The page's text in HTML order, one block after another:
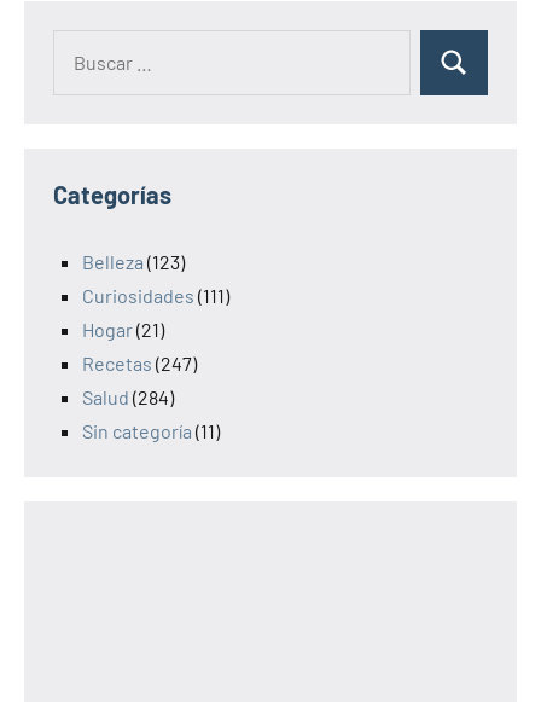
Categorías
Belleza (123)
Curiosidades (111)
Hogar(21)
Recetas (247)
Salud (284)
Sin categoría (11)